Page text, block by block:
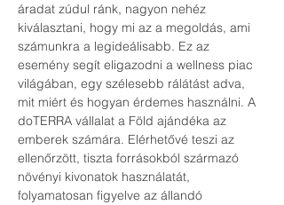
áradat zúdul ránk, nagyon nehéz
kiválasztani, hogy mi az a megoldás, ami
számunkra a legideálisabb. Ez az
esemény segít eligazodni a wellness piac
világában, egy szélesebb rálátást adva,
mit miért és hogyan érdemes használni. A
doTERRA vállalat a Föld ajándéka az
emberek számára. Elérhetővé teszi az
ellenőrzött, tiszta forrásokból származó
növényi kivonatok használatát,
folyamatosan figyelve az állandó